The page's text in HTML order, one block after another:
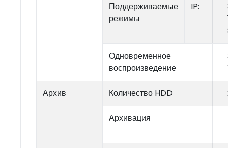
Поддерживаемые
режимы
IP:
Одновременное
воспроизведение
Архив Количество HDD
Архивация